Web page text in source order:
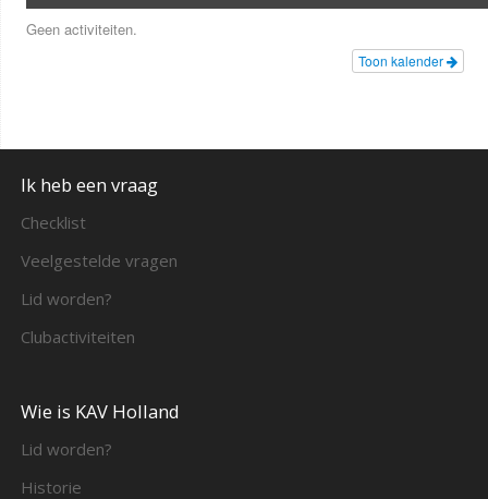
Geen activiteiten.
Toon kalender
Ik heb een vraag
Checklist
Veelgestelde vragen
Lid worden?
Clubactiviteiten
Wie is KAV Holland
Lid worden?
Historie